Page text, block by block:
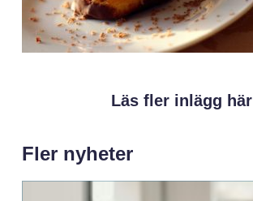
Läs fler inlägg här
Fler nyheter